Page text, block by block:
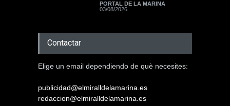
PORTAL DE LA MARINA
03/08/2026
Contactar
Elige un email dependiendo de què necesites:
publicidad@elmiralldelamarina.es
redaccion@elmiralldelamarina.es